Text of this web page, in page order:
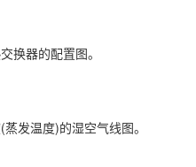
器的配置图。
发温度)的湿空气线图。